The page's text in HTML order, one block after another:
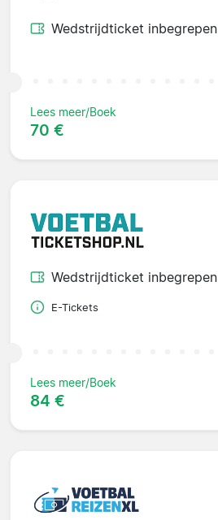
Wedstrijdticket inbegrepen
Lees meer/Boek
70 €
Wedstrijdticket inbegrepen
E-Tickets
Lees meer/Boek
84 €